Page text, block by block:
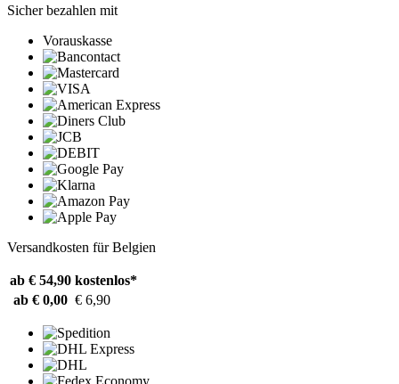
Sicher bezahlen mit
Vorauskasse
Versandkosten für Belgien
ab € 54,90 kostenlos*
ab € 0,00 € 6,90